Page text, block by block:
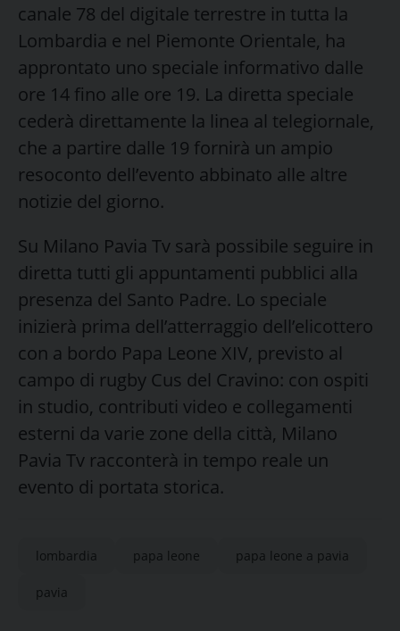
canale 78 del digitale terrestre in tutta la
Lombardia e nel Piemonte Orientale, ha
approntato uno speciale informativo dalle
ore 14 fino alle ore 19. La diretta speciale
cederà direttamente la linea al telegiornale,
che a partire dalle 19 fornirà un ampio
resoconto dell’evento abbinato alle altre
notizie del giorno.
Su Milano Pavia Tv sarà possibile seguire in
diretta tutti gli appuntamenti pubblici alla
presenza del Santo Padre. Lo speciale
inizierà prima dell’atterraggio dell’elicottero
con a bordo Papa Leone XIV, previsto al
campo di rugby Cus del Cravino: con ospiti
in studio, contributi video e collegamenti
esterni da varie zone della città, Milano
Pavia Tv racconterà in tempo reale un
evento di portata storica.
lombardia papa leone papa leone a pavia
pavia